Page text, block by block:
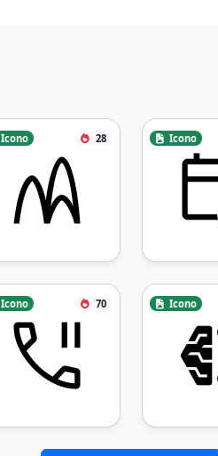
Icono 28 Icono
Icono 70 Icono